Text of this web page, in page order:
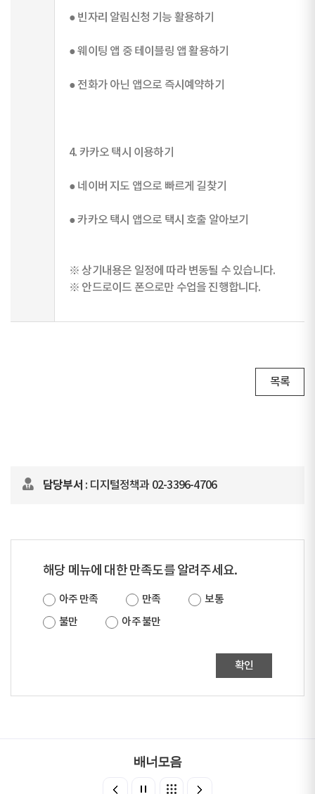
● 빈자리 알림신청 기능 활용하기
● 웨이팅 앱 중 테이블링 앱 활용하기
● 전화가 아닌 앱으로 즉시예약하기
4. 카카오 택시 이용하기
● 네이버 지도 앱으로 빠르게 길찾기
● 카카오 택시 앱으로 택시 호출 알아보기
※ 상기내용은 일정에 따라 변동될 수 있습니다.
※ 안드로이드 폰으로만 수업을 진행합니다.
목록
담당부서 : 디지털정책과 02-3396-4706
해당 메뉴에 대한 만족도를 알려주세요.
아주 만족 만족
보통
불만
아주 불만
확인
배너모음